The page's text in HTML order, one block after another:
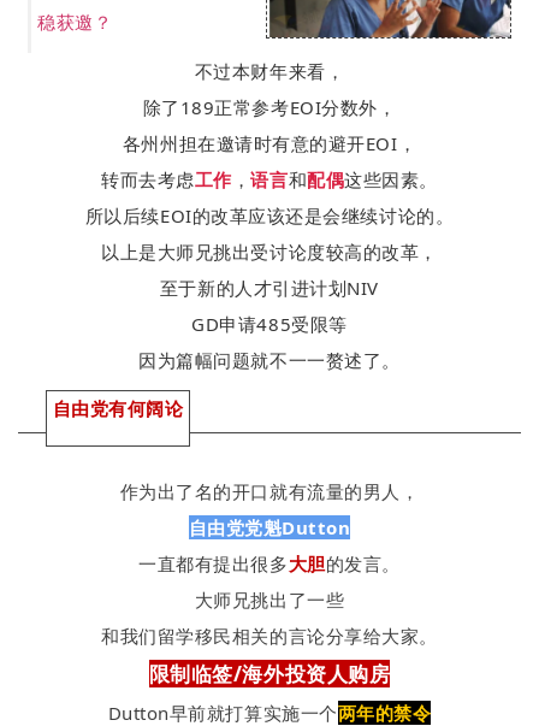
稳获邀？
不过本财年来看，
除了189正常参考EOI分数外，
各州州担在邀请时有意的避开EOI，
转而去考虑工作 ，语言和配偶这些因素。
所以后续EOI的改革应该还是会继续讨论的。
以上是大师兄挑出受讨论度较高的改革，
至于新的人才引进计划NIV
GD申请485受限等
因为篇幅问题就不一一赘述了。
自由党有何阔论
作为出了名的开口就有流量的男人，
自由党党魁Dutton
一直都有提出很多大胆的发言。
大师兄挑出了一些
和我们留学移民相关的言论分享给大家。
限制临签/海外投资人购房
Dutton早前就打算实施一个两年的禁令